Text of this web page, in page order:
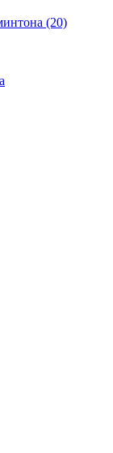
(20)